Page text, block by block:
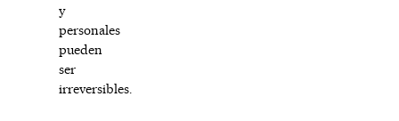
y
personales
pueden
ser
irreversibles.